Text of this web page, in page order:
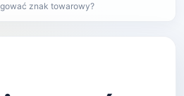
znak towarowy?